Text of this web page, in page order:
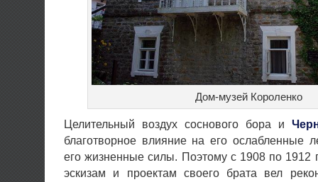
Дом-музей Короленко
Целительный воздух соснового бора и
благотворное влияние на его ослабленные
его жизненные силы. Поэтому с 1908 по 1912
эскизам и проектам своего брата вел